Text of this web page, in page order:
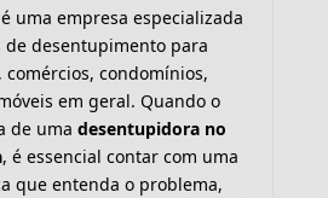
uma empresa especializada
de desentupimento para
comércios, condomínios,
em geral. Quando o
de uma desentupidora no
, é essencial contar com uma
que entenda o problema,